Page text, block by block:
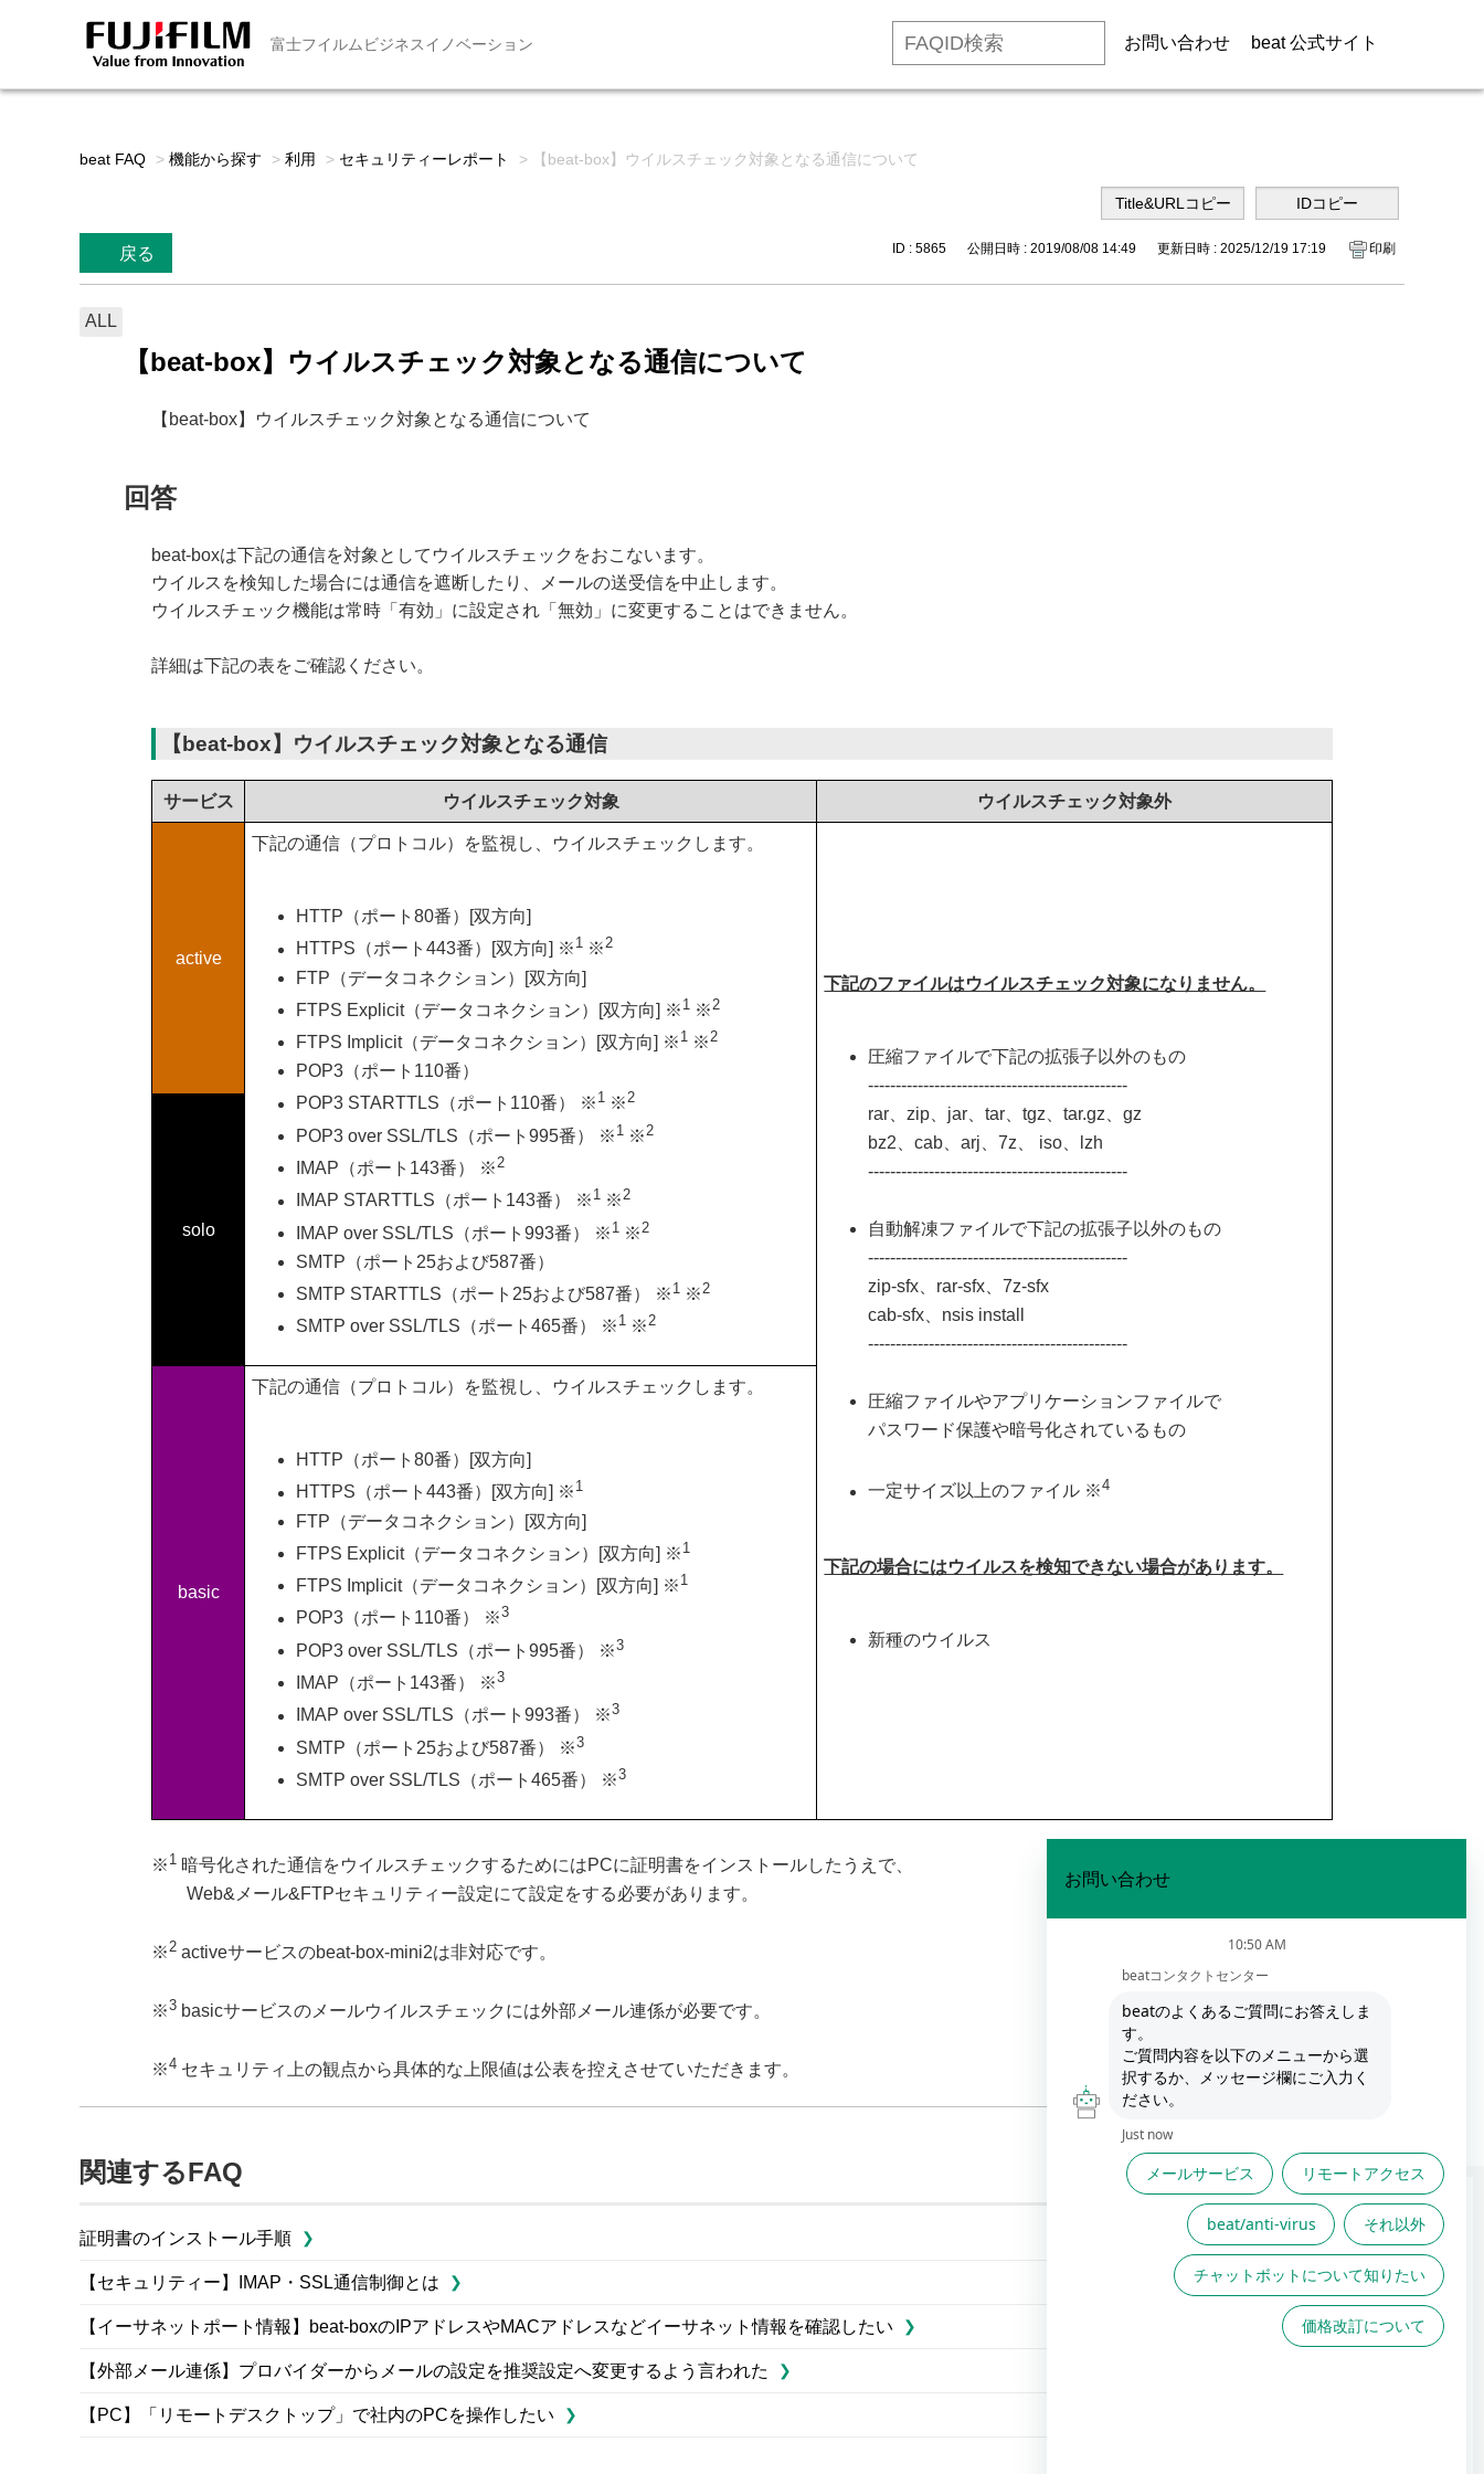
富士フイルムビジネスイノベーション お問い合わせ beat 公式サイト
beat FAQ > 機能から探す > 利用 > セキュリティーレポート > 【beat-box】ウイルスチェック対象となる通信について
戻る ID : 5865 公開日時 : 2019/08/08 14:49 更新日時 : 2025/12/19 17:19 印刷
ALL
【beat-box】ウイルスチェック対象となる通信について
【beat-box】ウイルスチェック対象となる通信について
回答
beat-boxは下記の通信を対象としてウイルスチェックをおこないます。
ウイルスを検知した場合には通信を遮断したり、メールの送受信を中止します。
ウイルスチェック機能は常時「有効」に設定され「無効」に変更することはできません。
詳細は下記の表をご確認ください。
【beat-box】ウイルスチェック対象となる通信
サービス ウイルスチェック対象 ウイルスチェック対象外
active
下記の通信（プロトコル）を監視し、ウイルスチェックします。
HTTP（ポート80番）[双方向]
HTTPS（ポート443番）[双方向] ※ 1 ※2
FTP（データコネクション）[双方向]
FTPS Explicit（データコネクション）[双方向] ※ 1 ※2
FTPS Implicit（データコネクション）[双方向] ※ 1 ※2
POP3（ポート110番）
POP3 STARTTLS（ポート110番） ※ 1 ※2
POP3 over SSL/TLS（ポート995番） ※ 1 ※2
IMAP（ポート143番） ※2
IMAP STARTTLS（ポート143番） ※ 1 ※2
IMAP over SSL/TLS（ポート993番） ※ 1 ※2
SMTP（ポート25および587番）
SMTP STARTTLS（ポート25および587番） ※ 1 ※2
SMTP over SSL/TLS（ポート465番） ※ 1 ※2
下記のファイルはウイルスチェック対象になりません。
圧縮ファイルで下記の拡張子以外のもの
-----------------------------------------------
rar、zip、jar、tar、tgz、tar.gz、gz
bz2、cab、arj、7z、 iso、lzh
-----------------------------------------------
自動解凍ファイルで下記の拡張子以外のもの
-----------------------------------------------
zip-sfx、rar-sfx、7z-sfx
cab-sfx、nsis install
-----------------------------------------------
圧縮ファイルやアプリケーションファイルで
パスワード保護や暗号化されているもの
一定サイズ以上のファイル ※4
下記の場合にはウイルスを検知できない場合があります。
新種のウイルス
solo
basic
下記の通信（プロトコル）を監視し、ウイルスチェックします。
HTTP（ポート80番）[双方向]
HTTPS（ポート443番）[双方向] ※ 1
FTP（データコネクション）[双方向]
FTPS Explicit（データコネクション）[双方向] ※ 1
FTPS Implicit（データコネクション）[双方向] ※ 1
POP3（ポート110番） ※3
POP3 over SSL/TLS（ポート995番） ※3
IMAP（ポート143番） ※3
IMAP over SSL/TLS（ポート993番） ※3
SMTP（ポート25および587番） ※3
SMTP over SSL/TLS（ポート465番） ※3
※ 1 暗号化された通信をウイルスチェックするためにはPCに証明書をインストールしたうえで、
Web&メール&FTPセキュリティー設定にて設定をする必要があります。
※ 2 activeサービスのbeat-box-mini2は非対応です。
※3 basicサービスのメールウイルスチェックには外部メール連係が必要です。
※4 セキュリティ上の観点から具体的な上限値は公表を控えさせていただきます。
関連するFAQ
証明書のインストール手順
【セキュリティー】IMAP・SSL通信制御とは
【イーサネットポート情報】beat-boxのIPアドレスやMACアドレスなどイーサネット情報を確認したい
【外部メール連係】プロバイダーからメールの設定を推奨設定へ変更するよう言われた
【PC】「リモートデスクトップ」で社内のPCを操作したい
FAQは役に立ちましたか？